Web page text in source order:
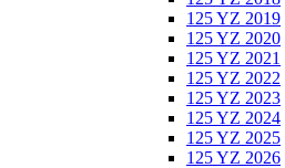
125 YZ 2019
125 YZ 2020
125 YZ 2021
125 YZ 2022
125 YZ 2023
125 YZ 2024
125 YZ 2025
125 YZ 2026